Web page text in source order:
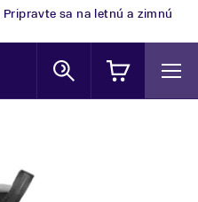
Pripravte sa na letnú a zimnú